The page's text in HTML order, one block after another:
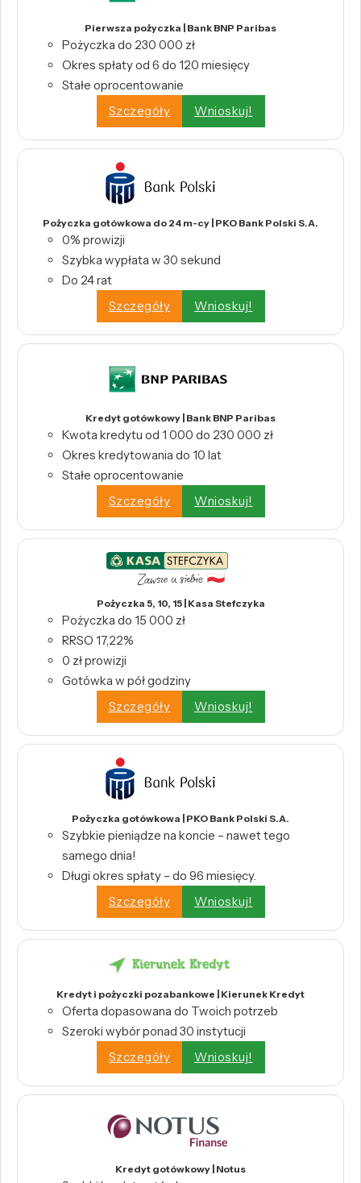
Pierwsza pożyczka | Bank BNP Paribas
Pożyczka do 230 000 zł
Okres spłaty od 6 do 120 miesięcy
Stałe oprocentowanie
Szczegóły
Wnioskuj!
Pożyczka gotówkowa do 24 m-cy | PKO Bank Polski S.A.
0% prowizji
Szybka wypłata w 30 sekund
Do 24 rat
Szczegóły
Wnioskuj!
Kredyt gotówkowy | Bank BNP Paribas
Kwota kredytu od 1 000 do 230 000 zł
Okres kredytowania do 10 lat
Stałe oprocentowanie
Szczegóły
Wnioskuj!
Pożyczka 5, 10, 15 | Kasa Stefczyka
Pożyczka do 15 000 zł
RRSO 17,22%
0 zł prowizji
Gotówka w pół godziny
Szczegóły
Wnioskuj!
Pożyczka gotówkowa | PKO Bank Polski S.A.
Szybkie pieniądze na koncie – nawet tego
samego dnia!
Długi okres spłaty – do 96 miesięcy.
Szczegóły
Wnioskuj!
Kredyt i pożyczki pozabankowe | Kierunek Kredyt
Oferta dopasowana do Twoich potrzeb
Szeroki wybór ponad 30 instytucji
Szczegóły
Wnioskuj!
Kredyt gotówkowy | Notus